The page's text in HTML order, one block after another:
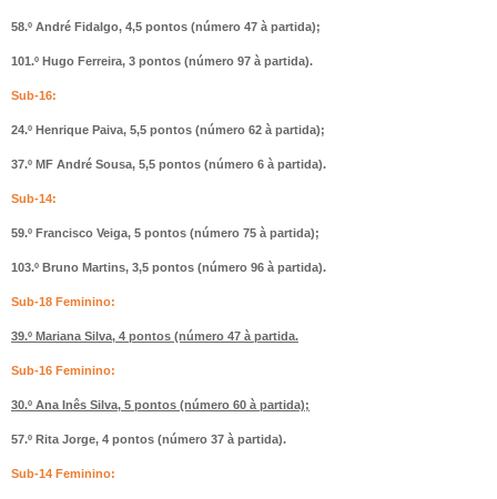
58.º André Fidalgo, 4,5 pontos (número 47 à partida);
101.º Hugo Ferreira, 3 pontos (número 97 à partida).
Sub-16:
24.º Henrique Paiva, 5,5 pontos (número 62 à partida);
37.º MF André Sousa, 5,5 pontos (número 6 à partida).
Sub-14:
59.º Francisco Veiga, 5 pontos (número 75 à partida);
103.º Bruno Martins, 3,5 pontos (número 96 à partida).
Sub-18 Feminino:
39.º Mariana Silva, 4 pontos (número 47 à partida.
Sub-16 Feminino:
30.º Ana Inês Silva, 5 pontos (número 60 à partida);
57.º Rita Jorge, 4 pontos (número 37 à partida).
Sub-14 Feminino: